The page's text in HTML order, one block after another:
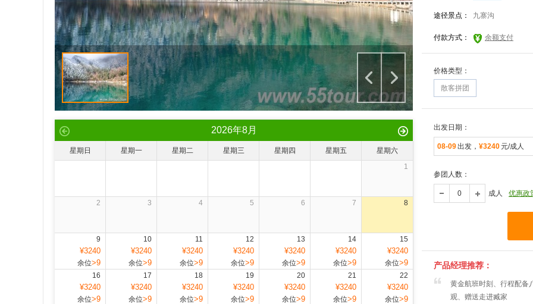
2026年8月
星期日 星期一 星期二 星期三 星期四 星期五
星期六
1
2 3 4 5 6 7 8
9
¥3240
余位>9
10
¥3240
余位>9
11
¥3240
余位>9
12
¥3240
余位>9
13
¥3240
余位>9
14
¥3240
余位>9
15
¥3240
余位>9
16
¥3240
余位>9
17
¥3240
余位>9
18
¥3240
余位>9
19
¥3240
余位>9
20
¥3240
余位>9
21
¥3240
余位>9
22
¥3240
余位>9
途径景点： 九寨沟
付款方式： 余额支付
价格类型：
散客拼团
出发日期：
08-09出发， ¥3240元/成人
参团人数：
成人 优惠政
产品经理推荐：
黄金航班时刻、行程配备
观、赠送走进臧家